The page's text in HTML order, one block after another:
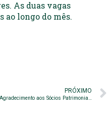
As duas vagas
ao longo do mês.
PRÓXIMO
Agradecimento aos Sócios Patrimoniais